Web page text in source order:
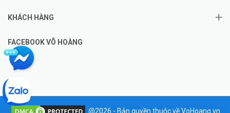
KHÁCH HÀNG
FACEBOOK VÕ HOÀNG
@2026 - Bản quyền thuộc về VoHoang.vn